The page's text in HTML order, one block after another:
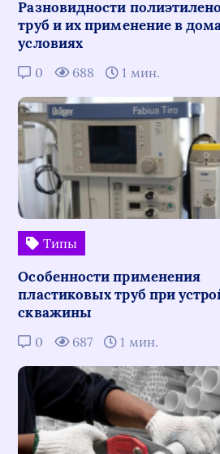
Разновидности
труб и их применение в
условиях
0 688 1 мин.
Типы
Особенности применения
пластиковых труб при
скважины
0 687 1 мин.